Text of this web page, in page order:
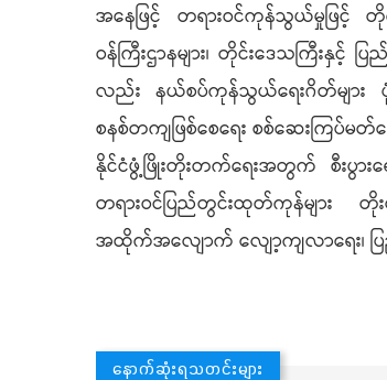
အနေဖြင့် တရားဝင်ကုန်သွယ်မှုဖြင့်
ဝန်ကြီးဌာနများ၊ တိုင်းဒေသကြီးနှ
လည်း နယ်စပ်ကုန်သွယ်ရေးဂိတ်များ ပုံ
စနစ်တကျဖြစ်စေရေး စစ်ဆေးကြပ်မ
နိုင်ငံဖွံ့ဖြိုးတိုးတက်ရေးအတွက် စီးပွား
တရားဝင်ပြည်တွင်းထုတ်ကုန်များ တိုး
အထိုက်အလျောက် လျော့ကျလာရေး၊ ပြ
နောက်ဆုံးရသတင်းများ